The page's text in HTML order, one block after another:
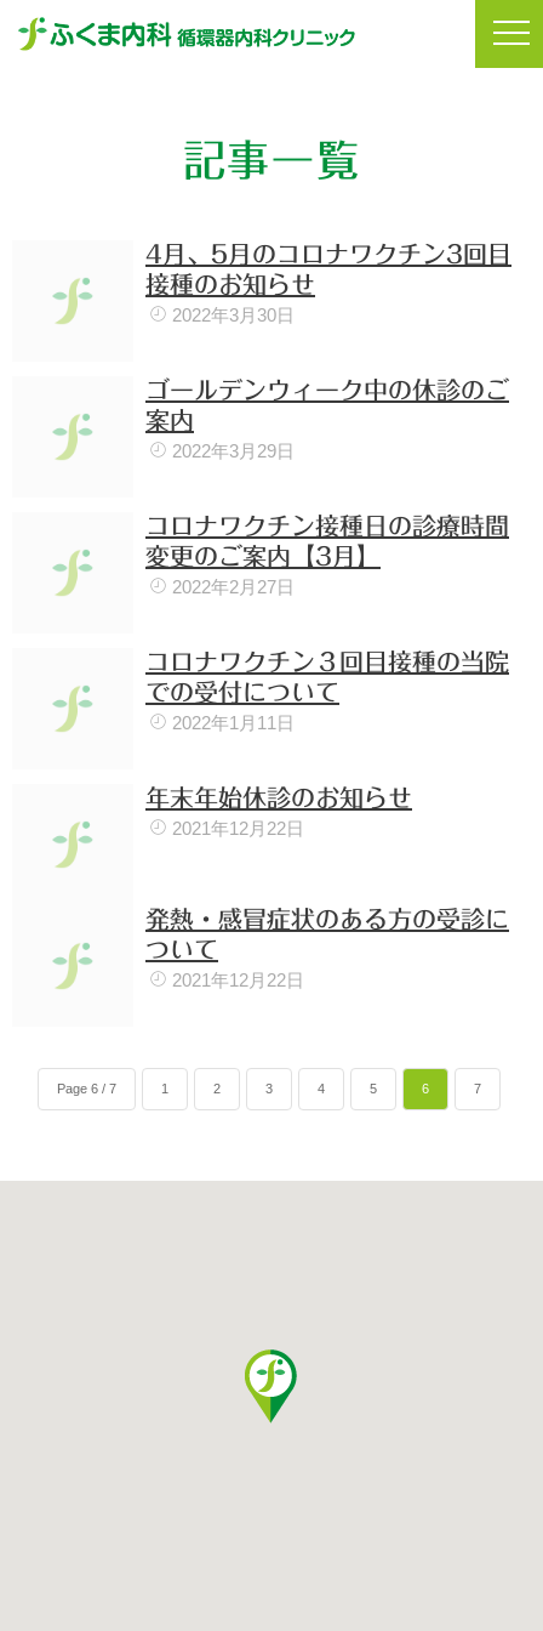
記事一覧
4月、5月のコロナワクチン3回目
接種のお知らせ
2022年3月30日
ゴールデンウィーク中の休診のご
案内
2022年3月29日
コロナワクチン接種日の診療時間
変更のご案内【3月】
2022年2月27日
コロナワクチン３回目接種の当院
での受付について
2022年1月11日
年末年始休診のお知らせ
2021年12月22日
発熱・感冒症状のある方の受診に
ついて
2021年12月22日
Page 6 / 7 1 2 3 4 5 6 7